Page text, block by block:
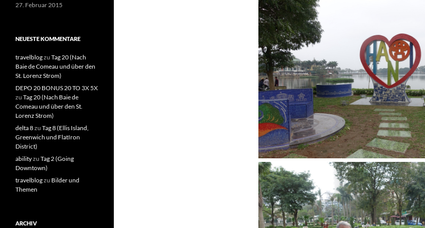
27. Februar 2015
NEUESTE KOMMENTARE
travelblogzu Tag 20 (Nach
Baie de Comeau und über den
St. Lorenz Strom)
DEPO 20 BONUS 20 TO 3X 5X
zu Tag 20 (Nach Baie de
Comeau und über den St.
Lorenz Strom)
delta 8zu Tag 8 (Ellis Island,
Greenwich und FlatIron
District)
abilityzu Tag 2 (Going
Downtown)
travelblogzu Bilder und
Themen
ARCHIV